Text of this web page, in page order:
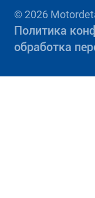
© 2026
Политика
обработка